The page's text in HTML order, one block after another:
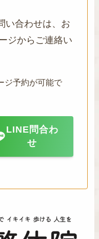
い合わせは、お
ジからご連絡い
ジ予約が可能で
LINE問合わ
せ